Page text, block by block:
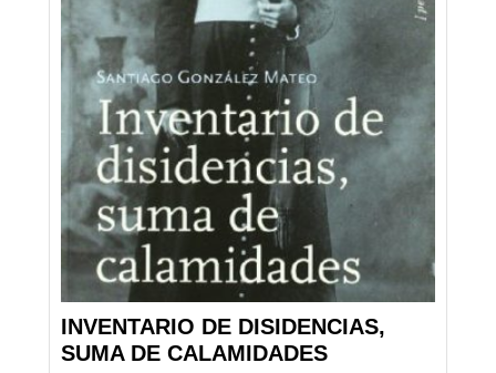
INVENTARIO DE DISIDENCIAS,
SUMA DE CALAMIDADES